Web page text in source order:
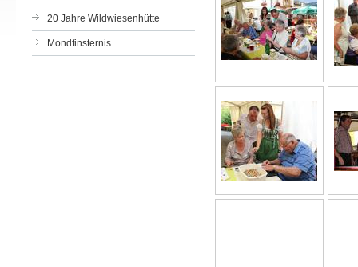
20 Jahre Wildwiesenhütte
Mondfinsternis